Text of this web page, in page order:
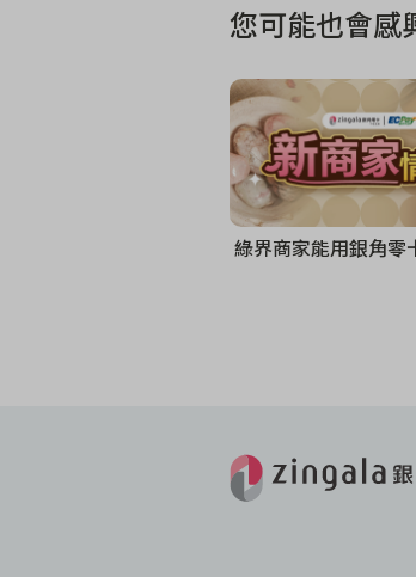
您可能也會感
綠界商家能用銀角零